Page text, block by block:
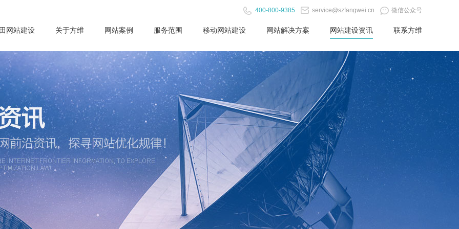
400-800-9385 service@szfangwei.cn 微信公众号
网站建设 关于方维 网站案例 服务范围 移动网站建设 网站解决方案 网站建设资讯 联系方维